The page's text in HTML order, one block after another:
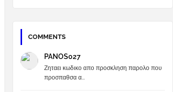
COMMENTS
PANOS027
Ζηταει κωδικο απο προσκληση παρολο που
προσπαθσα α...